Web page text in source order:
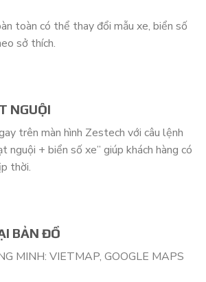
toàn có thể thay đổi mẫu xe, biển số
sở thích.
NGUỘI
trên màn hình Zestech với câu lệnh
nguội + biển số xe” giúp khách hàng có
thời.
BẢN ĐỒ
MINH: VIETMAP, GOOGLE MAPS